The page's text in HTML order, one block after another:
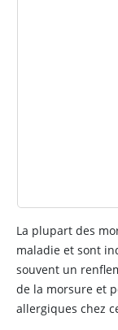
La plupart des
maladie et sont
souvent un
de la morsure et
allergiques chez